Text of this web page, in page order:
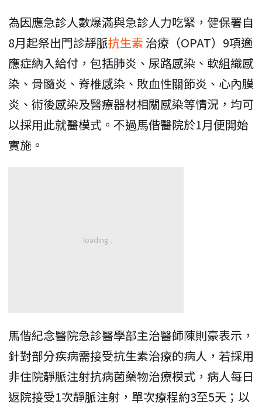
為因應急診人數爆滿與急診人力吃緊，健保署自
8月起祭出門診靜脈抗生素 治療（OPAT）9項適
應症納入給付，包括肺炎、尿路感染、軟組織感
染、骨髓炎、脊椎感染、敗血性關節炎、心內膜
炎、術後感染及醫療器材相關感染等情況，均可
以採用此就醫模式。不過馬偕醫院於1月便開始
實施。
馬偕紀念醫院急診醫學部主治醫師陳則豪表示，
針對部分疾病需接受抗生素治療的病人，若採用
非住院靜脈注射抗病菌藥物治療模式，病人每日
返院接受1次靜脈注射，單次療程約3至5天；以